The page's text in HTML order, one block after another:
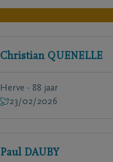
Christian QUENELLE
Herve - 88 jaar
23/02/2026
Paul DAUBY